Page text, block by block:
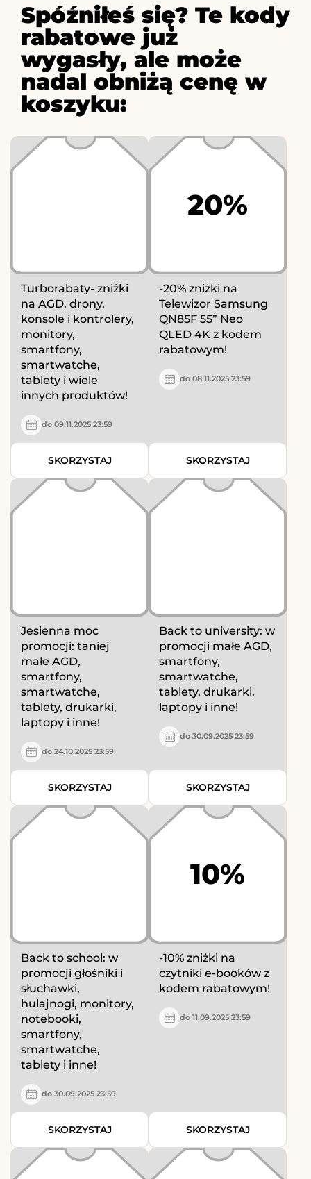
Spóźniłeś się? Te kody
rabatowe już
wygasły, ale może
nadal obniżą cenę w
koszyku:
Turborabaty- zniżki
na AGD, drony,
konsole i kontrolery,
monitory,
smartfony,
smartwatche,
tablety i wiele
innych produktów!
do 09.11.2025 23:59
SKORZYSTAJ
20%
-20% zniżki na
Telewizor Samsung
QN85F 55” Neo
QLED 4K z kodem
rabatowym!
do 08.11.2025 23:59
SKORZYSTAJ
Jesienna moc
promocji: taniej
małe AGD,
smartfony,
smartwatche,
tablety, drukarki,
laptopy i inne!
do 24.10.2025 23:59
SKORZYSTAJ
Back to university: w
promocji małe AGD,
smartfony,
smartwatche,
tablety, drukarki,
laptopy i inne!
do 30.09.2025 23:59
SKORZYSTAJ
Back to school: w
promocji głośniki i
słuchawki,
hulajnogi, monitory,
notebooki,
smartfony,
smartwatche,
tablety i inne!
do 30.09.2025 23:59
SKORZYSTAJ
10%
-10% zniżki na
czytniki e-booków z
kodem rabatowym!
do 11.09.2025 23:59
SKORZYSTAJ